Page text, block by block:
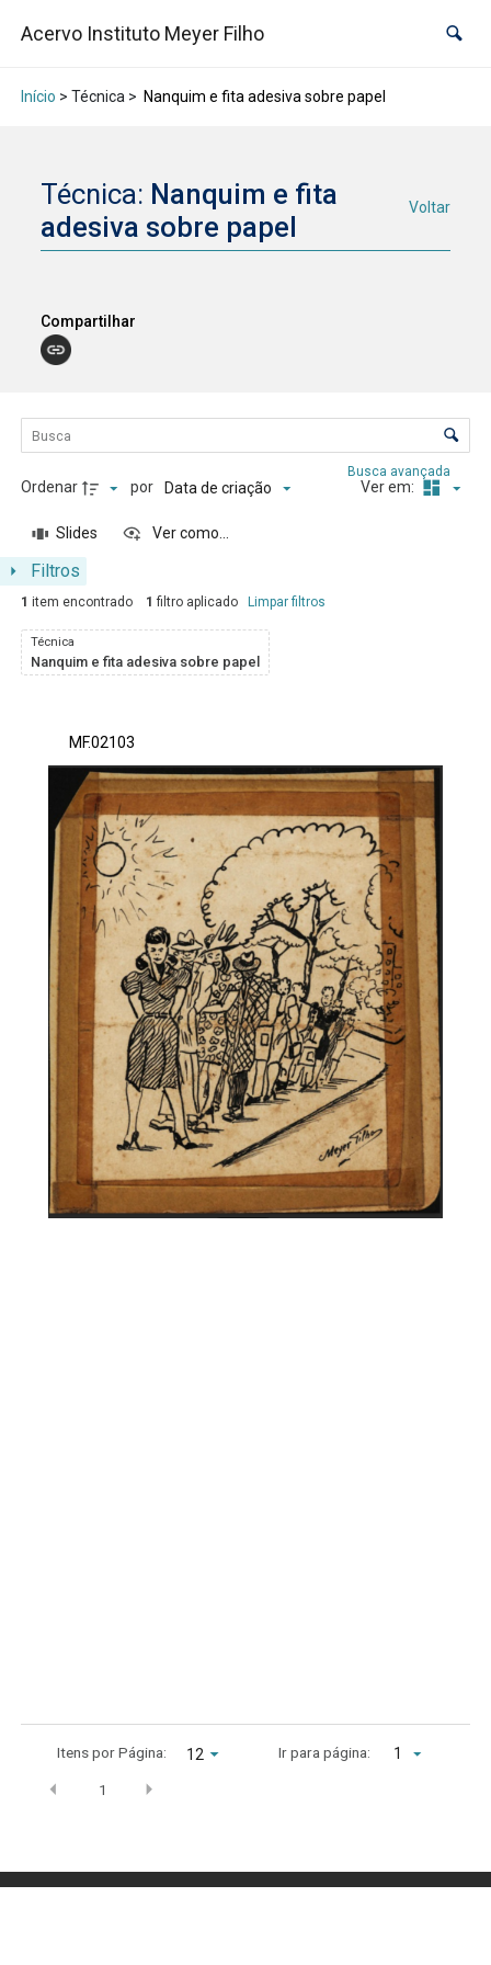
Acervo Instituto Meyer Filho
Início > Técnica > Nanquim e fita adesiva sobre papel
Técnica: Nanquim e fita
adesiva sobre papel
Voltar
Compartilhar
Lista de itens
Controle de ordenação e visualização
Filtros
Busca avançada
Ordenar por Data de criação Ver em:
Slides Ver como...
1 item encontrado 1 filtro aplicado Limpar filtros
Técnica
Nanquim e fita adesiva sobre papel
Resultados da lista de itens
MF.02103
Itens por Página: Ir para página: 1
1